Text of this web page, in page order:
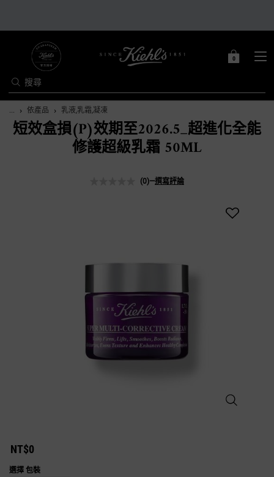
搜尋
購0
0 PRODUCT IN
Main content
... 依產品 乳液,乳霜,凝凍
短效盒損(P)效期至2026.5_超進化全能
修護超級乳霜 50ML
(0)—撰寫評論
短效盒損(P)
NT$0
選擇 包裝